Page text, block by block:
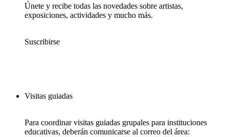
Únete y recibe todas las novedades sobre artistas,
exposiciones, actividades y mucho más.
Suscribirse
Visitas guiadas
Para coordinar visitas guiadas grupales para instituciones
educativas, deberán comunicarse al correo del área: